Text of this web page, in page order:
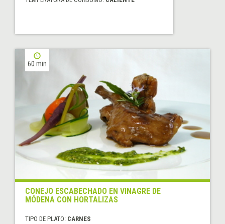
60 min
CONEJO ESCABECHADO EN VINAGRE DE
MÓDENA CON HORTALIZAS
TIPO DE PLATO: CARNES